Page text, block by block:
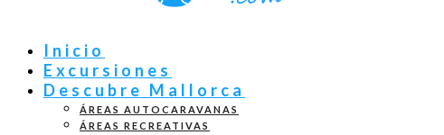
Inicio
Excursiones
Descubre Mallorca
ÁREAS AUTOCARAVANAS
ÁREAS RECREATIVAS